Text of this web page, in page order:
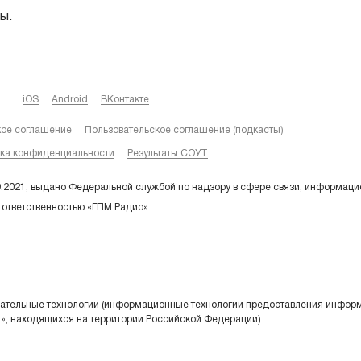
iOS Android ВКонтакте
соглашение Пользовательское соглашение (подкасты)
конфиденциальности Результаты СОУТ
выдано Федеральной службой по надзору в сфере связи,
«ГПМ Радио»
технологии (информационные технологии предоставления
находящихся на территории Российской Федерации)